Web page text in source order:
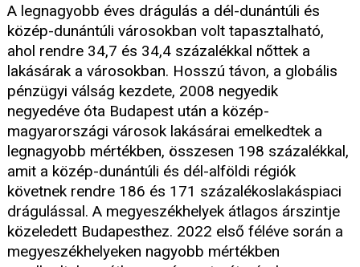
A legnagyobb éves drágulás a dél-dunántúli és
közép-dunántúli városokban volt tapasztalható,
ahol rendre 34,7 és 34,4 százalékkal nőttek a
lakásárak a városokban. Hosszú távon, a globális
pénzügyi válság kezdete, 2008 negyedik
negyedéve óta Budapest után a közép-
magyarországi városok lakásárai emelkedtek a
legnagyobb mértékben, összesen 198 százalékkal,
amit a közép-dunántúli és dél-alföldi régiók
követnek rendre 186 és 171 százalékoslakáspiaci
drágulással. A megyeszékhelyek átlagos árszintje
közeledett Budapesthez. 2022 első féléve során a
megyeszékhelyeken nagyobb mértékben